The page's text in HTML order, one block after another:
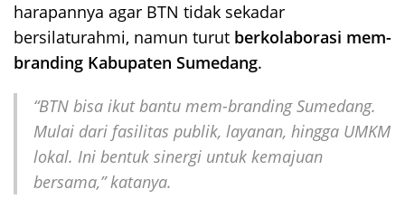
harapannya agar BTN tidak sekadar
bersilaturahmi, namun turut berkolaborasi mem-
branding Kabupaten Sumedang.
“BTN bisa ikut bantu mem-branding Sumedang.
Mulai dari fasilitas publik, layanan, hingga UMKM
lokal. Ini bentuk sinergi untuk kemajuan
bersama,”katanya.